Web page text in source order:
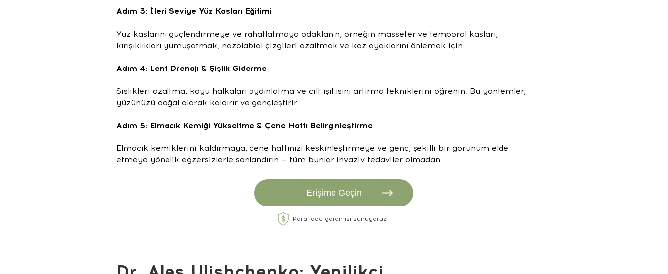
Para iade garantisi sunuyoruz
Erişime Geçin
Adım 3: İleri Seviye Yüz Kasları Eğitimi
Yüz kaslarını güçlendirmeye ve rahatlatmaya odaklanın, örneğin masseter ve temporal kasları,
kırışıklıkları yumuşatmak, nazolabial çizgileri azaltmak ve kaz ayaklarını önlemek için.
Adım 4: Lenf Drenajı & Şişlik Giderme
Şişlikleri azaltma, koyu halkaları aydınlatma ve cilt ışıltısını artırma tekniklerini öğrenin. Bu yöntemler,
yüzünüzü doğal olarak kaldırır ve gençleştirir.
Adım 5: Elmacık Kemiği Yükseltme & Çene Hattı Belirginleştirme
Elmacık kemiklerini kaldırmaya, çene hattınızı keskinleştirmeye ve genç, şekilli bir görünüm elde
etmeye yönelik egzersizlerle sonlandırın — tüm bunlar invaziv tedaviler olmadan.